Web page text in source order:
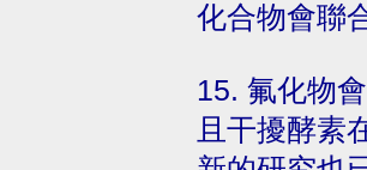
化合物會聯
15. 氟化物
且干擾酵素